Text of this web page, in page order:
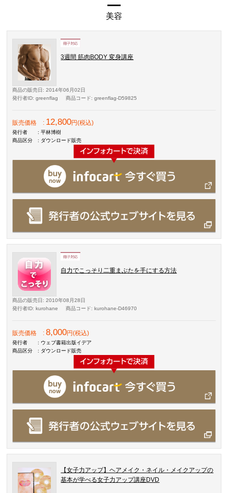
美容
3週間 筋肉BODY 変身講座
商品の販売日 : 2014年06月02日
発行者ID: greenflag 商品コード: greenflag-D59825
販売価格 : 12,800円(税込)
発行者
: 平林博樹
商品区分
: ダウンロード販売
自力でこっそり二重まぶたを手にする方法
商品の販売日 : 2010年08月28日
発行者ID: kurohane 商品コード: kurohane-D46970
販売価格 :8,000円(税込)
発行者
: ウェブ書籍出版イデア
商品区分
: ダウンロード販売
【女子力アップ】ヘアメイク・ネイル・メイクアップの
基本が学べる女子力アップ講座DVD